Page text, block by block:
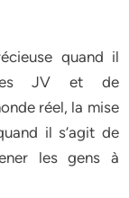
quand il
JV et de
réel, la mise
il s’agit de
les gens à